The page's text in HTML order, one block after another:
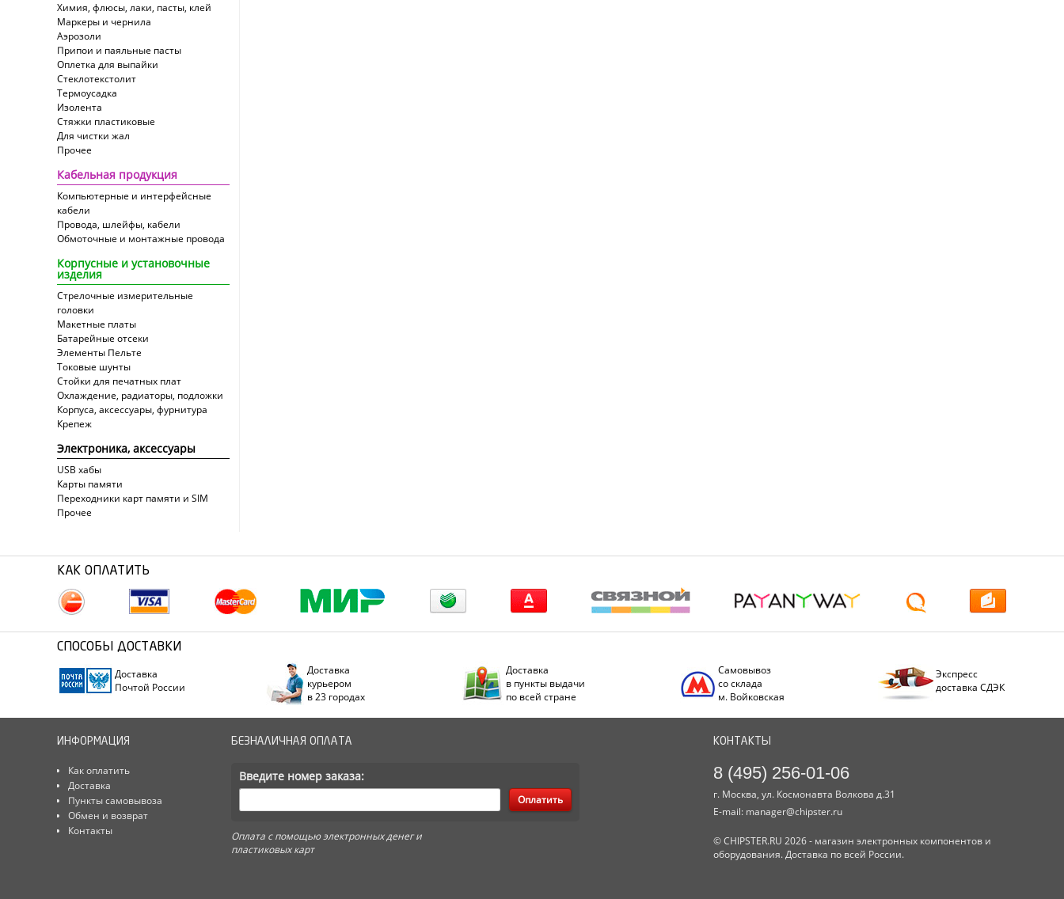
Химия, флюсы, лаки, пасты, клей
Маркеры и чернила
Аэрозоли
Припои и паяльные пасты
Оплетка для выпайки
Cтеклотекстолит
Термоусадка
Изолента
Стяжки пластиковые
Для чистки жал
Прочее
Кабельная продукция
Компьютерные и интерфейсные
кабели
Провода, шлейфы, кабели
Обмоточные и монтажные провода
Корпусные и установочные
изделия
Стрелочные измерительные
головки
Макетные платы
Батарейные отсеки
Элементы Пельте
Токовые шунты
Стойки для печатных плат
Охлаждение, радиаторы, подложки
Корпуса, аксессуары, фурнитура
Крепеж
Электроника, аксессуары
USB хабы
Карты памяти
Переходники карт памяти и SIM
Прочее
КАК ОПЛАТИТЬ
СПОСОБЫ ДОСТАВКИ
Доставка
Почтой России
Доставка
курьером
в 23 городах
Доставка
в пункты выдачи
по всей стране
Самовывоз
со склада
м. Войковская
Экспресс
доставка СДЭК
ИНФОРМАЦИЯ
Как оплатить
Доставка
Пункты самовывоза
Обмен и возврат
Контакты
БЕЗНАЛИЧНАЯ ОПЛАТА
Введите номер заказа:
Оплатить
Оплата с помощью электронных денег и
пластиковых карт
КОНТАКТЫ
8 (495) 256-01-06
г. Москва, ул. Космонавта Волкова д.31
E-mail: manager@chipster.ru
© CHIPSTER.RU 2026 - магазин электронных компонентов и
оборудования. Доставка по всей России.